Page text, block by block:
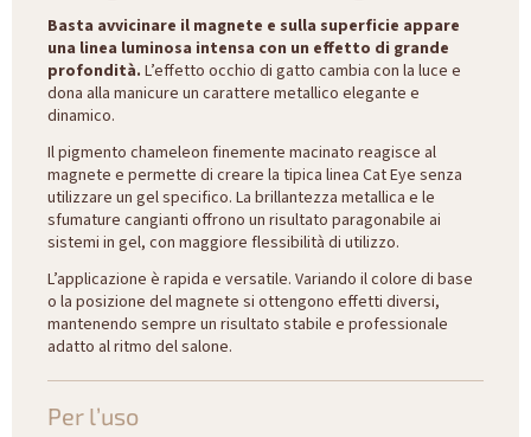
Basta avvicinare il magnete e sulla superficie appare
una linea luminosa intensa con un effetto di grande
profondità. L’effetto occhio di gatto cambia con la luce e
dona alla manicure un carattere metallico elegante e
dinamico.
Il pigmento chameleon finemente macinato reagisce al
magnete e permette di creare la tipica linea Cat Eye senza
utilizzare un gel specifico. La brillantezza metallica e le
sfumature cangianti offrono un risultato paragonabile ai
sistemi in gel, con maggiore flessibilità di utilizzo.
L’applicazione è rapida e versatile. Variando il colore di base
o la posizione del magnete si ottengono effetti diversi,
mantenendo sempre un risultato stabile e professionale
adatto al ritmo del salone.
Per l’uso